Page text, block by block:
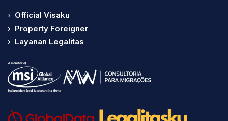
› Official Visaku
› Property Foreigner
› Layanan Legalitas